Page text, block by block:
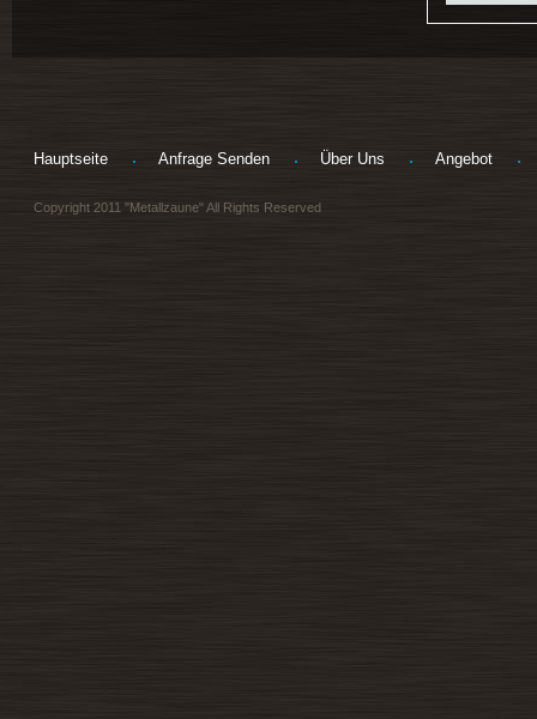
Hauptseite Anfrage Senden Über Uns Angebot
Copyright 2011 "Metallzaune" All Rights Reserved